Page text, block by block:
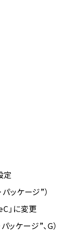
定
ッケージ”）
」に変更
ッケージ”、G）